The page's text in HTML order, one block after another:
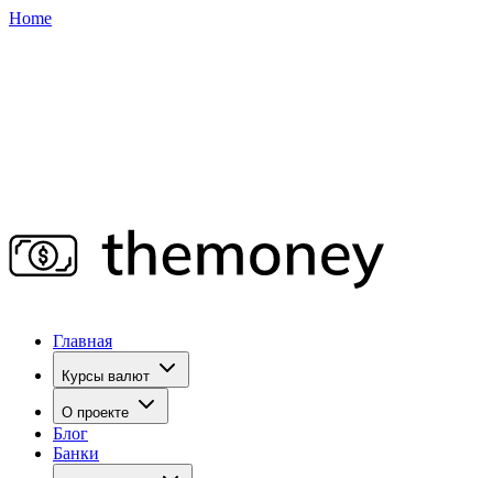
Home
Главная
Курсы валют
О проекте
Блог
Банки